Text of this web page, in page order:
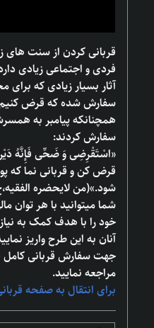
قربانی کردن از سنت ‌های
فردی و اجتماعی زیادی
آثار بسیار زیادی که
سفارش شده که قرض
همچنانکه پیامبر به
سفارش کردند:
«اسْتَقْرِضِی وَ ضَحِّی فَإِنَّهُ
قرض کن و قربانی نما
شود.»(من لایحضره
شما میتوانید با هر توان
خود را با هدف کمک به
آنان به این طرح واریز
جهت سفارش قربانی کامل
مراجعه نمایید.
برای انتقال به صفحه